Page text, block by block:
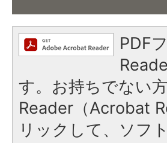
PDF
す。お持ちでない
Reader（Acrobat
リックして、ソフ